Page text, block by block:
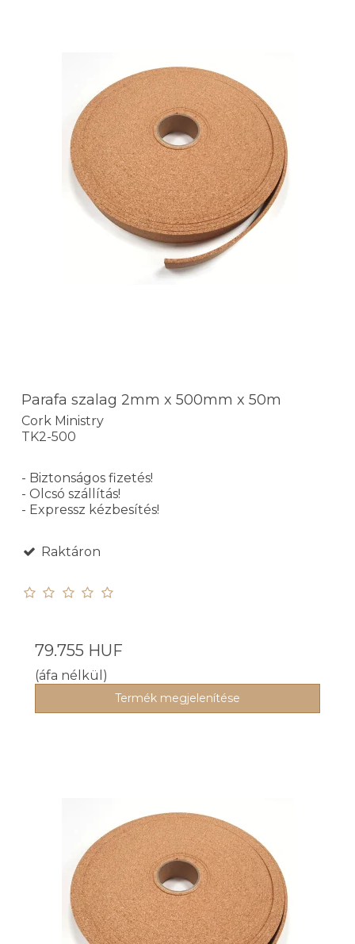
Parafa szalag 2mm x 500mm x 50m
Cork Ministry
TK2-500
- Biztonságos fizetés!
- Olcsó szállítás!
- Expressz kézbesítés!
Raktáron
79.755 HUF
(áfa nélkül)
Termék megjelenítése